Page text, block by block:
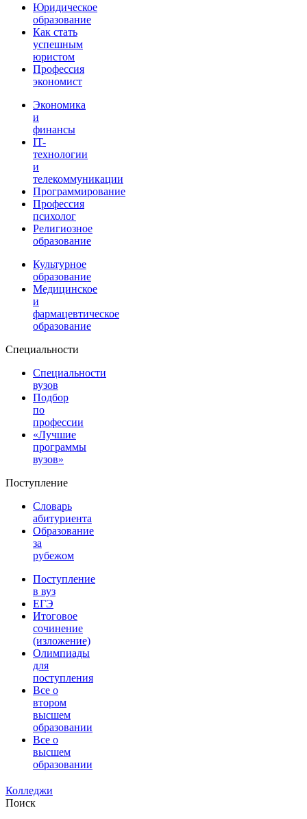
Юридическое
образование
Как стать
успешным
юристом
Профессия
экономист
Экономика
и
финансы
IT-
технологии
и
телекоммуникации
Программирование
Профессия
психолог
Религиозное
образование
Культурное
образование
Медицинское
и
фармацевтическое
образование
Специальности
Специальности
вузов
Подбор
по
профессии
«Лучшие
программы
вузов»
Поступление
Словарь
абитуриента
Образование
за
рубежом
Поступление
в вуз
ЕГЭ
Итоговое
сочинение
(изложение)
Олимпиады
для
поступления
Все о
втором
высшем
образовании
Все о
высшем
образовании
Колледжи
Поиск